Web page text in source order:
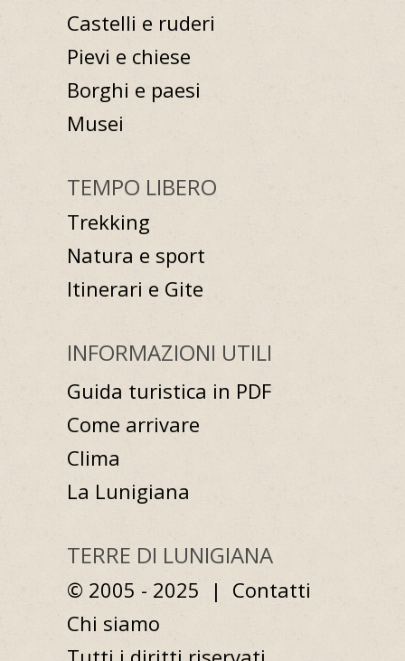
Castelli e ruderi
Pievi e chiese
Borghi e paesi
Musei
TEMPO LIBERO
Trekking
Natura e sport
Itinerari e Gite
INFORMAZIONI UTILI
Guida turistica in PDF
Come arrivare
Clima
La Lunigiana
TERRE DI LUNIGIANA
© 2005 - 2025 | Contatti
Chi siamo